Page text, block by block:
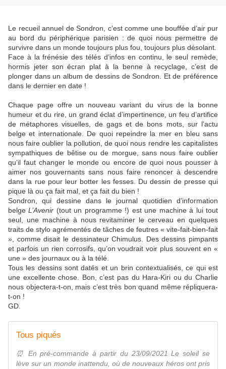
Le recueil annuel de Sondron, c’est comme une bouffée d’air pur
au bord du périphérique parisien : de quoi nous permettre de
survivre dans un monde toujours plus fou, toujours plus désolant.
Face à la frénésie des télés d’infos en continu, le seul remède,
hormis jeter son écran plat à la benne à recyclage, c’est de
plonger dans un album de dessins de Sondron. Et de préférence
dans le dernier en date !
Chaque page offre un nouveau variant du virus de la bonne
humeur et du rire, un grand éclat d’impertinence, un feu d’artifice
de métaphores visuelles, de gags et de bons mots, sur l’actu
belge et internationale. De quoi repeindre la mer en bleu sans
nous faire oublier la pollution, de quoi nous rendre les capitalistes
sympathiques de bêtise ou de morgue, sans nous faire oublier
qu’il faut changer le monde ou encore de quoi nous pousser à
aimer nos gouvernants sans nous faire renoncer à descendre
dans la rue pour leur botter les fesses. Du dessin de presse qui
pique là ou ça fait mal, et ça fait du bien !
Sondron, qui dessine dans le journal quotidien d’information
belgeL’Avenir (tout un programme !) est une machine à lui tout
seul, une machine à nous revitaminer le cerveau en quelques
traits de stylo agrémentés de tâches de feutres « vite-fait-bien-fait
», comme disait le dessinateur Chimulus. Des dessins pimpants
et parfois un rien corrosifs, qu’on voudrait voir plus souvent en «
une » des journaux ou à la télé.
Tous les dessins sont datés et un brin contextualisés, ce qui est
une excellente chose. Bon, c’est pas du Hara-Kiri ou du Charlie
nous objectera-t-on, mais c’est très bon quand même répliquera-
t-on !
GD.
Tous piqués
⏰ En pré-commande à partir du 23/09/2021 Le soleil se
lève sur un monde inattendu, où de nouveaux héros ont pris